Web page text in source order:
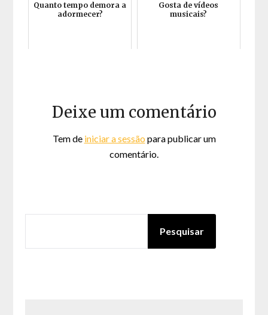
Quanto tempo demora a
adormecer?
Gosta de vídeos
musicais?
Deixe um comentário
Tem de iniciar a sessão para publicar um
comentário.
Pesquisar